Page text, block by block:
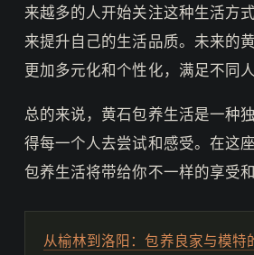
来越多的人开始关注这种生活方
来提升自己的生活品质。未来的
更加多元化和个性化，满足不同人
总的来说，黄石包养生活是一种
得每一个人去尝试和感受。在这
包养生活将带给你不一样的享受和
从榆林到洛阳：包养良家与模特